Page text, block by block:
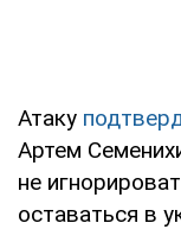
Атаку
Артем
не
оставаться в